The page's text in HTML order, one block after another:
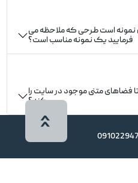
است طرحی که ملاحظه می
فرمایید یک نمونه مناسب است؟
فضاهای متنی موجود در سایت را
پر کند؟